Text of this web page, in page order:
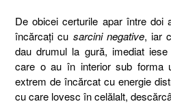
De obicei certurile apar între doi
încărcați cu sarcini negative, iar
dau drumul la gură, imediat
care o au în interior sub forma
extrem de încărcat cu energie
cu care lovesc în celălalt,